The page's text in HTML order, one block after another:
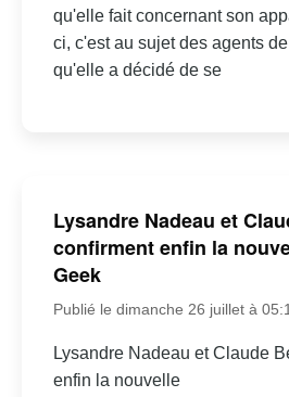
qu'elle fait concernant son
ci, c'est au sujet des agents
qu'elle a décidé de se
Lysandre Nadeau et
confirment enfin la
Geek
Publié le dimanche 26 juillet à
Lysandre Nadeau et Claude
enfin la nouvelle